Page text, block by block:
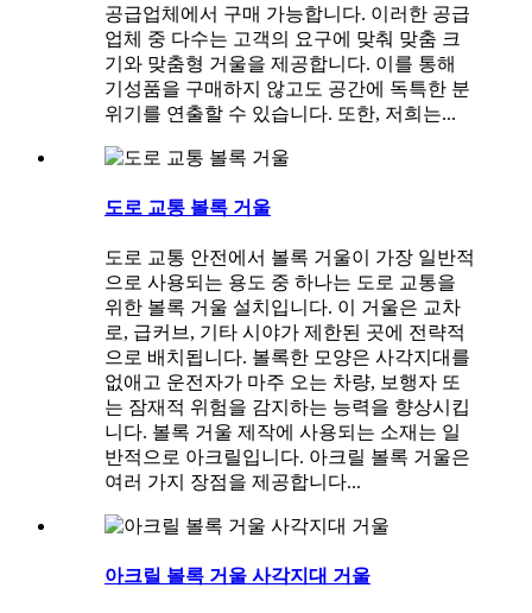
공급업체에서 구매 가능합니다. 이러한 공급
업체 중 다수는 고객의 요구에 맞춰 맞춤 크
기와 맞춤형 거울을 제공합니다. 이를 통해
기성품을 구매하지 않고도 공간에 독특한 분
위기를 연출할 수 있습니다. 또한, 저희는...
도로 교통 볼록 거울
도로 교통 안전에서 볼록 거울이 가장 일반적
으로 사용되는 용도 중 하나는 도로 교통을
위한 볼록 거울 설치입니다. 이 거울은 교차
로, 급커브, 기타 시야가 제한된 곳에 전략적
으로 배치됩니다. 볼록한 모양은 사각지대를
없애고 운전자가 마주 오는 차량, 보행자 또
는 잠재적 위험을 감지하는 능력을 향상시킵
니다. 볼록 거울 제작에 사용되는 소재는 일
반적으로 아크릴입니다. 아크릴 볼록 거울은
여러 가지 장점을 제공합니다...
아크릴 볼록 거울 사각지대 거울